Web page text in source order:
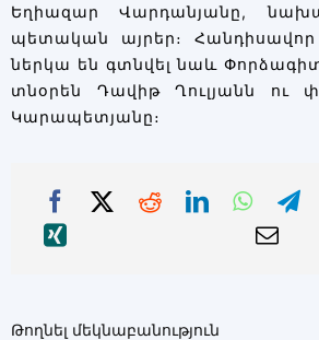
Եղիազար Վարդանյանը,
պետական այրեր։ Հանդիսավոր
ներկա են գտնվել նաև
տնօրեն Դավիթ Ղուլյանն ու
Կարապետյանը։
Թողնել մեկնաբանություն